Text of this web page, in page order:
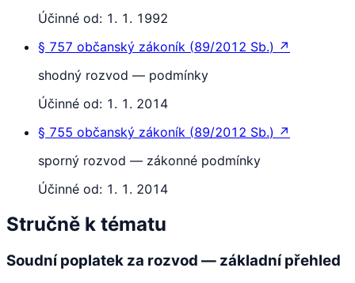
Účinné od: 1. 1. 1992
§ 757 občanský zákoník (89/2012 Sb.) ↗
shodný rozvod — podmínky
Účinné od: 1. 1. 2014
§ 755 občanský zákoník (89/2012 Sb.) ↗
sporný rozvod — zákonné podmínky
Účinné od: 1. 1. 2014
Stručně k tématu
Soudní poplatek za rozvod — základní přehled